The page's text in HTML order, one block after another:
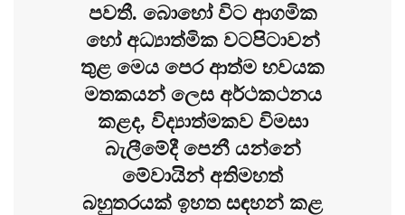
පවතී. බොහෝ විට ආගමික
හෝ අධ්‍යාත්මික වටපිටාවන්
තුළ මෙය පෙර ආත්ම භවයක
මතකයන් ලෙස අර්ථකථනය
කළද, විද්‍යාත්මකව විමසා
බැලීමේදී පෙනී යන්නේ
මේවායින් අතිමහත්
බහුතරයක් ඉහත සඳහන් කළ